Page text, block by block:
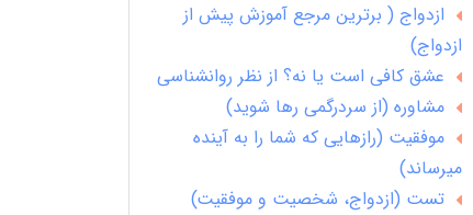
ازدواج ( برترین مرجع آموزش پیش از
ازدواج)
عشق کافی است یا نه؟ از نظر روانشناسی
مشاوره (از سردرگمی رها شوید)
موفقیت (رازهایی که شما را به آینده
میرساند)
تست (ازدواج، شخصیت و موفقیت)